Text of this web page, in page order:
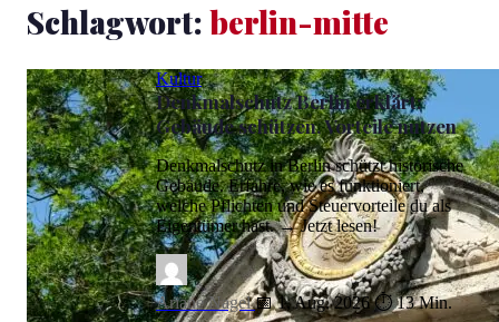
Schlagwort:berlin-mitte
Kultur
Denkmalschutz Berlin erklärt:
Gebäude schützen, Vorteile nutzen
Denkmalschutz in Berlin schützt historische
Gebäude. Erfahre, wie es funktioniert,
welche Pflichten und Steuervorteile du als
Eigentümer hast. → Jetzt lesen!
Ariane Nagel 📅 1. Aug. 2026 ⏱ 13 Min.